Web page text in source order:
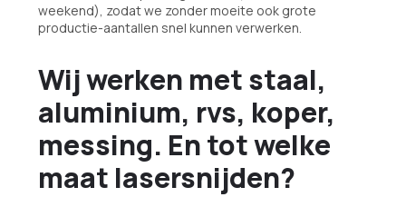
weekend), zodat we zonder moeite ook grote
productie-aantallen snel kunnen verwerken.
Wij werken met staal,
aluminium, rvs, koper,
messing. En tot welke
maat lasersnijden?